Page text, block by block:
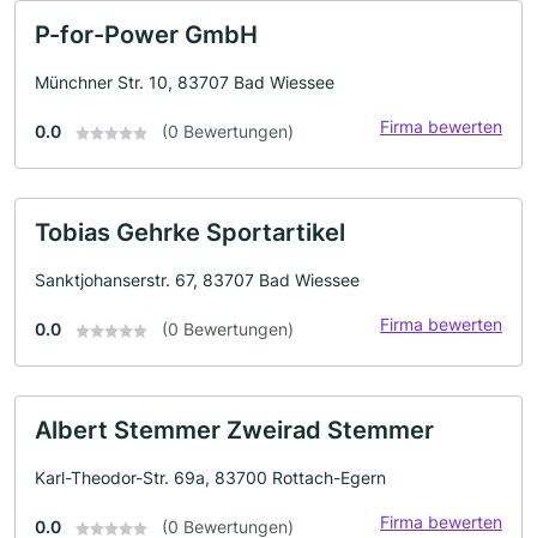
P-for-Power GmbH
Münchner Str. 10, 83707 Bad Wiessee
0.0 (0 Bewertungen) Firma bewerten
Tobias Gehrke Sportartikel
Sanktjohanserstr. 67, 83707 Bad Wiessee
0.0 (0 Bewertungen) Firma bewerten
Albert Stemmer Zweirad Stemmer
Karl-Theodor-Str. 69a, 83700 Rottach-Egern
0.0 (0 Bewertungen) Firma bewerten